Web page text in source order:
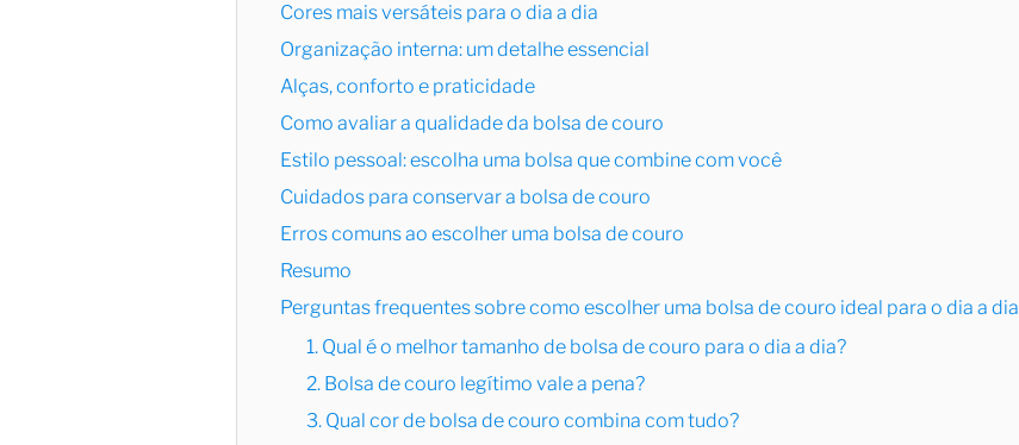
Cores mais versáteis para o dia a dia
Organização interna: um detalhe essencial
Alças, conforto e praticidade
Como avaliar a qualidade da bolsa de couro
Estilo pessoal: escolha uma bolsa que combine com você
Cuidados para conservar a bolsa de couro
Erros comuns ao escolher uma bolsa de couro
Resumo
Perguntas frequentes sobre como escolher uma bolsa de couro ideal para o dia a dia
1. Qual é o melhor tamanho de bolsa de couro para o dia a dia?
2. Bolsa de couro legítimo vale a pena?
3. Qual cor de bolsa de couro combina com tudo?